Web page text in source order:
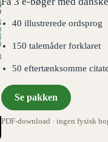
40 illustrerede ordsprog
150 talemåder forklaret
50 eftertænksomme
Se pakken
PDF-download · ingen fysisk